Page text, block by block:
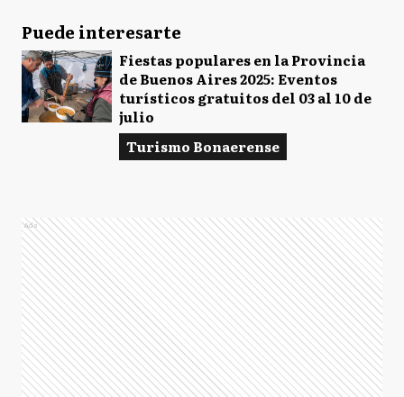
Puede interesarte
Fiestas populares en la Provincia
de Buenos Aires 2025: Eventos
turísticos gratuitos del 03 al 10 de
julio
Turismo Bonaerense
Ads